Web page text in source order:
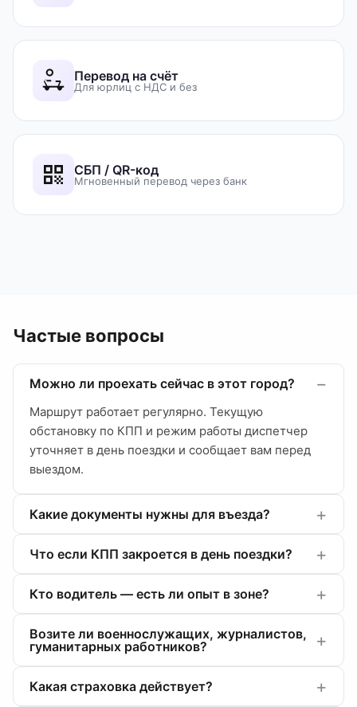
Перевод на счёт
Для юрлиц с НДС и без
СБП / QR-код
Мгновенный перевод через банк
Частые вопросы
Можно ли проехать сейчас в этот город?
Маршрут работает регулярно. Текущую
обстановку по КПП и режим работы диспетчер
уточняет в день поездки и сообщает вам перед
выездом.
Какие документы нужны для въезда?
Что если КПП закроется в день поездки?
Кто водитель — есть ли опыт в зоне?
Возите ли военнослужащих, журналистов,
гуманитарных работников?
Какая страховка действует?